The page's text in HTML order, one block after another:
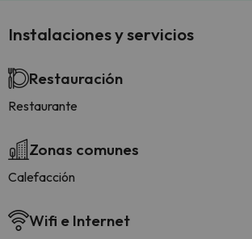
Instalaciones y servicios
Restauración
Restaurante
Zonas comunes
Calefacción
Wifi e Internet